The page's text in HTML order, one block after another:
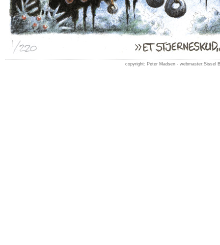
copyright: Peter Madsen - webmaster:Sissel